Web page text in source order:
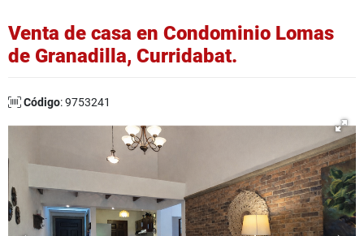
Venta de casa en Condominio Lomas
de Granadilla, Curridabat.
Código: 9753241